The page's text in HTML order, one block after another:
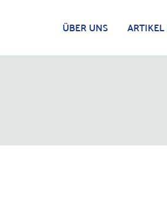
ÜBER UNS